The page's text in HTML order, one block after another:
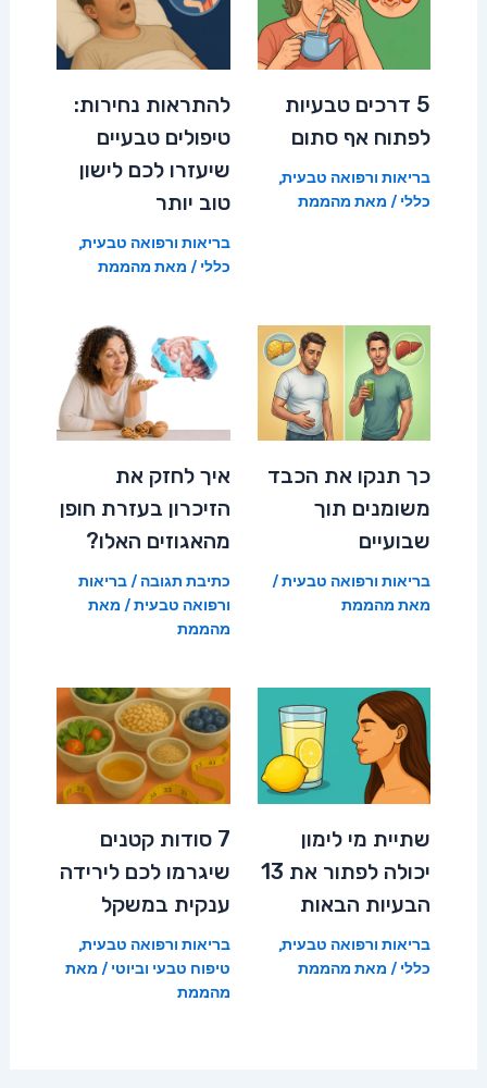
5 דרכים טבעיות
לפתוח אף סתום
בריאות ורפואה טבעית,
כללי / מאת מהממת
להתראות נחירות:
טיפולים טבעיים
שיעזרו לכם לישון
טוב יותר
בריאות ורפואה טבעית,
כללי / מאת מהממת
כך תנקו את הכבד
משומנים תוך
שבועיים
בריאות ורפואה טבעית/
מאת מהממת
איך לחזק את
הזיכרון בעזרת חופן
מהאגוזים האלו?
כתיבת תגובה /בריאות
ורפואה טבעית/ מאת
מהממת
שתיית מי לימון
יכולה לפתור את 13
הבעיות הבאות
בריאות ורפואה טבעית,
כללי / מאת מהממת
7 סודות קטנים
שיגרמו לכם לירידה
ענקית במשקל
בריאות ורפואה טבעית,
טיפוח טבעי וביוטי / מאת
מהממת